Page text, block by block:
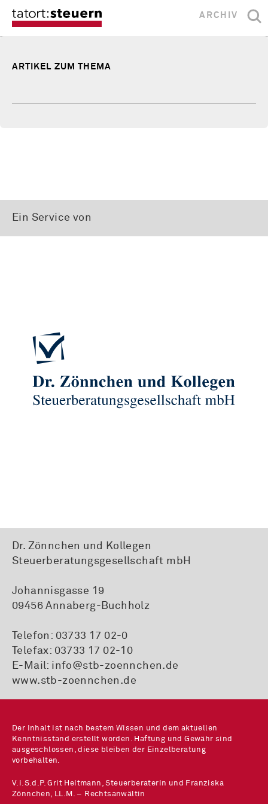
ARCHIV
ARTIKEL ZUM THEMA
Ein Service von
Dr. Zönnchen und Kollegen
Steuerberatungsgesellschaft mbH
Johannisgasse 19
09456 Annaberg-Buchholz
Telefon: 03733 17 02-0
Telefax: 03733 17 02-10
E-Mail: info@stb-zoennchen.de
www.stb-zoennchen.de
Der Inhalt ist nach bestem Wissen und dem aktuellen
Kenntnisstand erstellt worden. Haftung und Gewähr sind
ausgeschlossen, diese bleiben der Einzelberatung
vorbehalten.
V.i.S.d.P. Grit Heitmann, Steuerberaterin und Franziska
Zönnchen, LL.M. – Rechtsanwältin